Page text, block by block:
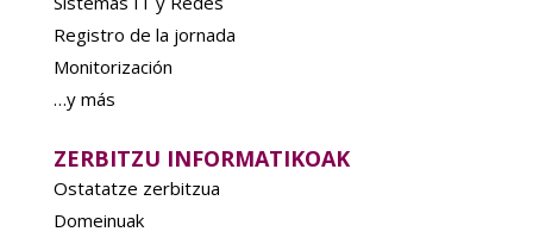
Registro de la jornada
Monitorización
…y más
ZERBITZU INFORMATIKOAK
Ostatatze zerbitzua
Domeinuak